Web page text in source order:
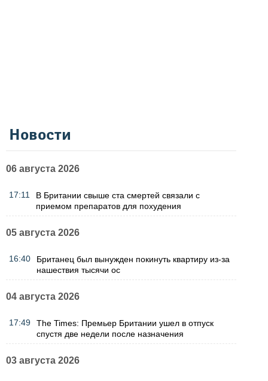
Новости
06 августа 2026
17:11
В Британии свыше ста смертей связали с
приемом препаратов для похудения
05 августа 2026
16:40
Британец был вынужден покинуть квартиру из-за
нашествия тысячи ос
04 августа 2026
17:49
The Times: Премьер Британии ушел в отпуск
спустя две недели после назначения
03 августа 2026